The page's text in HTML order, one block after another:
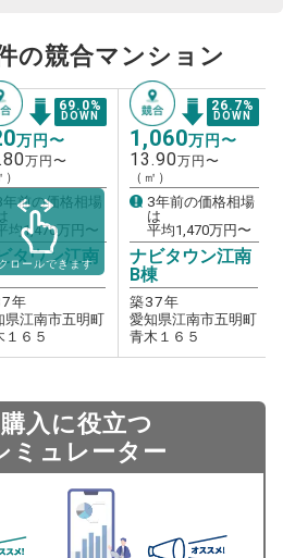
の競合マンション
69.0%
DOWN
万円〜
万円〜
）
年前の価格相場
均1,470万円〜
タウン江南
年
県江南市五明町
１６５
26.7%
DOWN
1,060万円〜
13.90万円〜
（㎡）
3年前の価格相場
は
平均1,470万円〜
ナビタウン江南
B棟
築37年
愛知県江南市五明町
青木１６５
ロールできます
入に役立つ
ミュレーター